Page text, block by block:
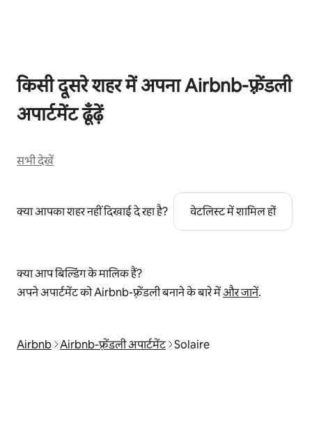
किसी दूसरे शहर में अपना Airbnb-फ़्रेंडली
अपार्टमेंट ढूँढ़ें
सभी देखें
क्या आपका शहर नहीं दिखाई दे रहा है? वेटलिस्ट में शामिल हों
क्या आप बिल्डिंग के मालिक हैं?
अपने अपार्टमेंट को Airbnb-फ़्रेंडली बनाने के बारे मेंऔर जानें.
Airbnb Airbnb-फ़्रेंडली अपार्टमेंट Solaire